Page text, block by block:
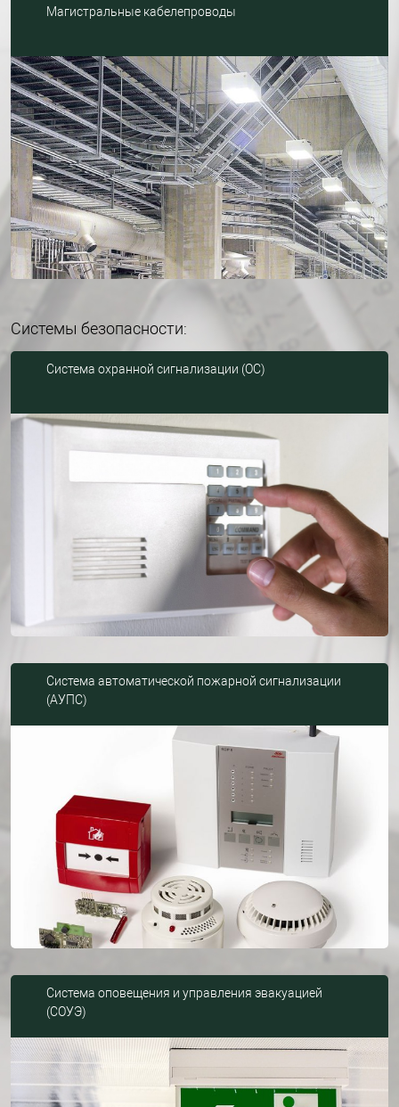
Магистральные кабелепроводы
Системы безопасности:
Система охранной сигнализации (ОС)
Система автоматической пожарной сигнализации
(АУПС)
Система оповещения и управления эвакуацией
(СОУЭ)